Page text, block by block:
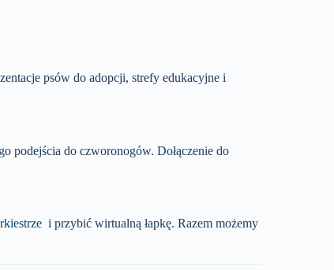
psów do adopcji, strefy edukacyjne i
podejścia do czworonogów. Dołączenie do
i przybić wirtualną łapkę. Razem możemy